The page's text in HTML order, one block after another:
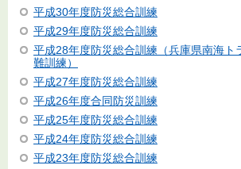
平成30年度防災総合訓練
平成29年度防災総合訓練
平成28年度防災総合訓練（兵庫県南海ト
難訓練）
平成27年度防災総合訓練
平成26年度合同防災訓練
平成25年度防災総合訓練
平成24年度防災総合訓練
平成23年度防災総合訓練